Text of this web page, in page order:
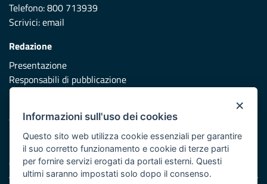
Telefono: 800 713939
Scrivici:email
Redazione
Presentazione
Responsabili di pubblicazione
Vai al sito di Protezione Civile Puglia
Iniziativa finanziata con risorse del POR Puglia 2014/2020 -
Asse XI
×
Informazioni sull'uso dei cookies
Questo sito web utilizza cookie essenziali per garantire
il suo corretto funzionamento e cookie di terze parti
per fornire servizi erogati da portali esterni. Questi
ultimi saranno impostati solo dopo il consenso.